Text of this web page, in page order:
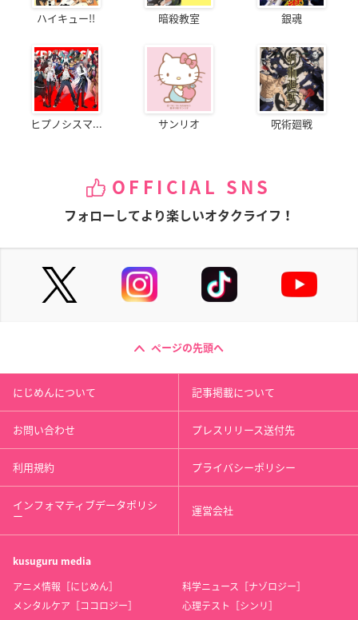
ハイキュー!! 暗殺教室 銀魂
ヒプノシスマ... サンリオ 呪術廻戦
OFFICIAL SNS
フォローしてより楽しいオタクライフ！
ページの先頭へ
にじめんについて 記事掲載について
お問い合わせ プレスリリース送付先
利用規約 プライバシーポリシー
インフォマティブデータポリシ
ー 運営会社
kusuguru media
アニメ情報［にじめん］
科学ニュース［ナゾロジー］
メンタルケア［ココロジー］
心理テスト［シンリ］